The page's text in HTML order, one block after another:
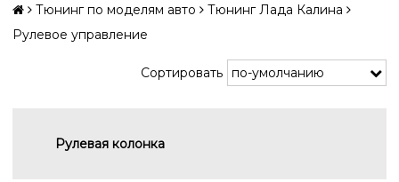
Тюнинг по моделям авто
Тюнинг Лада Калина
Рулевое управление
Сортировать
Рулевая колонка